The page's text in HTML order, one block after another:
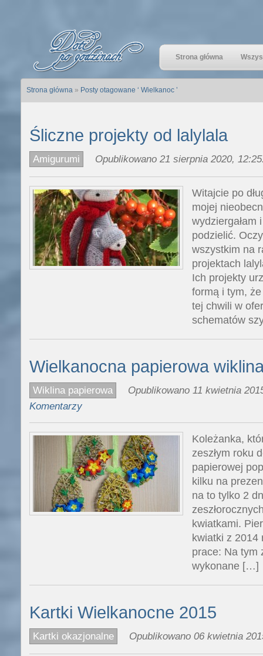
Strona główna
Strona główna» Posty otagowane ‘ Wielkanoc ’
Śliczne projekty od lalylala
Amigurumi Opublikowano 21 sierpnia 2020,
Witajcie po
mojej
wydziergałam
podzielić.
wszystkim na
projektach
Ich projekty
formą i tym,
tej chwili w
schematów
Wielkanocna papierowa
Wiklina papierowa
Opublikowano 11 kwietnia
Komentarzy
Koleżanka,
zeszłym roku
papierowej
kilku na
na to tylko 2
kwiatkami.
kwiatki z 2014
prace: Na tym
wykonane […]
Kartki Wielkanocne 2015
Kartki okazjonalne Opublikowano 06 kwietnia